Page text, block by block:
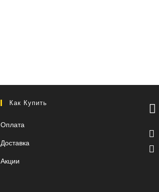
Как Купить
Оплата
Доставка
Акции